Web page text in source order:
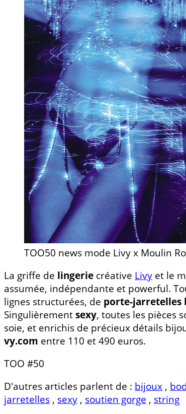
TOO50 news mode Livy x Moulin
La griffe de lingerie créative Livy et le
assumée, indépendante et powerful.
lignes structurées, de porte-jarretelles
Singulièrementsexy, toutes les pièces
soie, et enrichis de précieux détails
vy.com entre 110 et 490 euros.
TOO #50
D'autres articles parlent de : bijoux ,
jarretelles , sexy , soutien gorge , string